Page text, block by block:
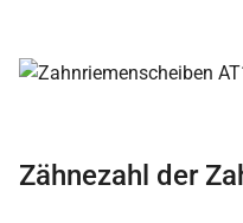
Zähnezahl der